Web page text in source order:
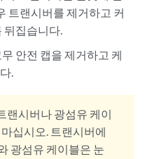
트랜시버를 제거하고 커
뒤집습니다.
안전 캡을 제거하고 케
.
랜시버나 광섬유 케이
십시오. 트랜시버에
광섬유 케이블은 눈